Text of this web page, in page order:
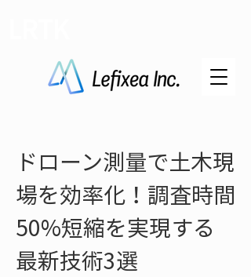
ドローン測量で土木現
場を効率化！調査時間
50%短縮を実現する
最新技術3選